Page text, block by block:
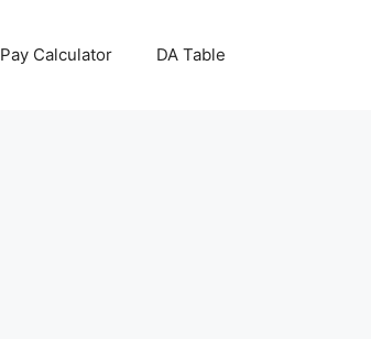
Pay Calculator DA Table